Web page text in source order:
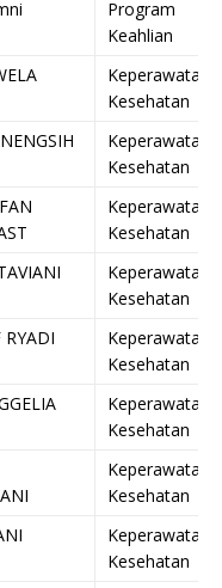
Program
Keahlian
Keperawatan
Kesehatan
Keperawatan
Kesehatan
Keperawatan
Kesehatan
Keperawatan
Kesehatan
RYADI
Keperawatan
Kesehatan
Keperawatan
Kesehatan
Keperawatan
Kesehatan
Keperawatan
Kesehatan